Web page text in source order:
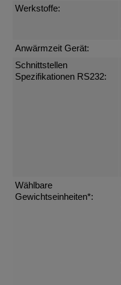
Werkstoffe:
Anwärmzeit Gerät:
Schnittstellen
Spezifikationen RS232:
Wählbare
Gewichtseinheiten*: